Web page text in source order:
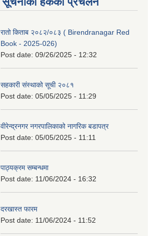
रातो किताब २०८२/०८३ ( Birendranagar Red
Book - 2025-026)
Post date: 09/26/2025 - 12:32
सहकारी संस्थाको सूची २०८१
Post date: 05/05/2025 - 11:29
वीरेन्द्रनगर नगरपालिकाको नागरिक बडापत्र
Post date: 05/05/2025 - 11:11
पाठ्यक्रम सम्बन्धमा
Post date: 11/06/2024 - 16:32
दरखास्त फारम
Post date: 11/06/2024 - 11:52